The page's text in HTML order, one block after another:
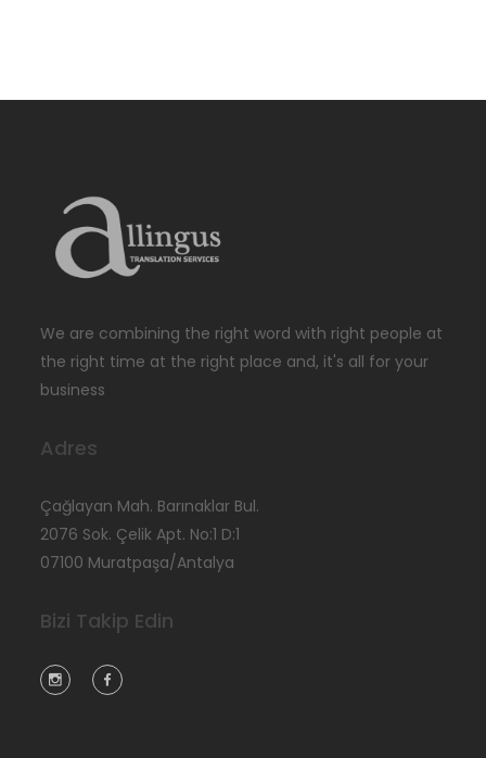
We are combining the right word with right people at
the right time at the right place and, it's all for your
business
Adres
Çağlayan Mah. Barınaklar Bul.
2076 Sok. Çelik Apt. No:1 D:1
07100 Muratpaşa/Antalya
Bizi Takip Edin